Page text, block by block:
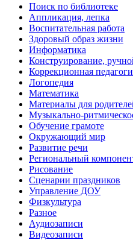
Поиск по библиотеке
Аппликация, лепка
Воспитательная работа
Здоровый образ жизни
Информатика
Конструирование,
Коррекционная
Логопедия
Математика
Материалы для
Музыкально-
Обучение грамоте
Окружающий мир
Развитие речи
Региональный
Рисование
Сценарии праздников
Управление ДОУ
Физкультура
Разное
Аудиозаписи
Видеозаписи